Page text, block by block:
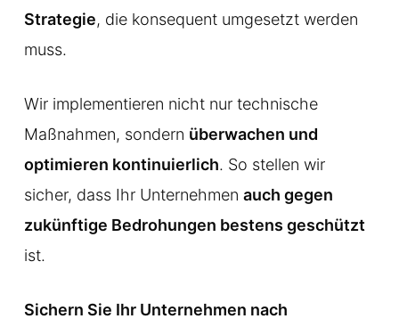
Strategie, die konsequent umgesetzt werden
muss.
Wir implementieren nicht nur technische
Maßnahmen, sondern überwachen und
optimieren kontinuierlich. So stellen wir
sicher, dass Ihr Unternehmen auch gegen
zukünftige Bedrohungen bestens geschützt
ist.
Sichern Sie Ihr Unternehmen nach